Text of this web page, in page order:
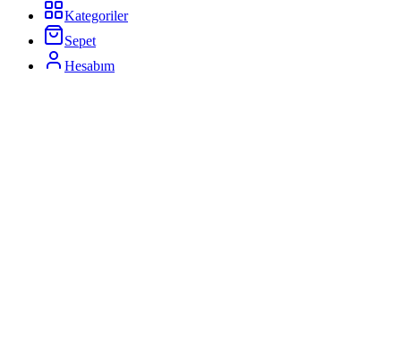
Kategoriler
Sepet
Hesabım